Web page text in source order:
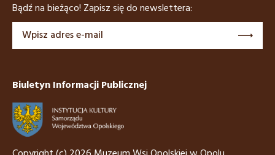
Bądź na bieżąco! Zapisz się do newslettera:
Biuletyn Informacji Publicznej